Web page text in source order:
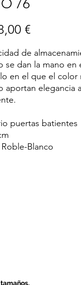
76
€Precio
de
se dan la mano en
en el que el color
aportan elegancia al
puertas batientes
Blanco